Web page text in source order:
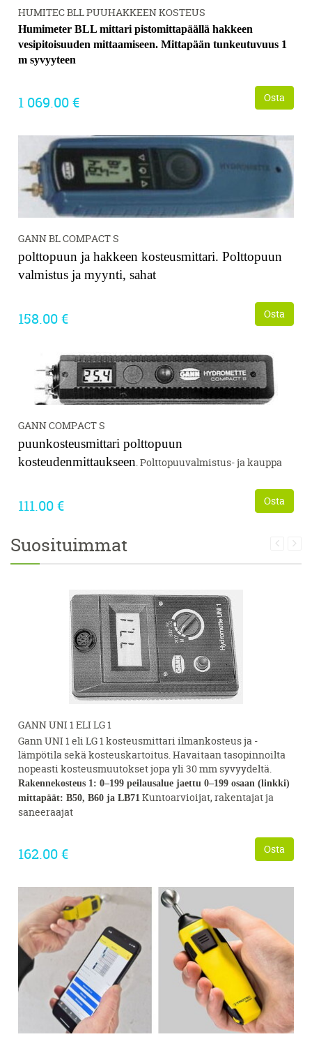
HUMITEC BLL PUUHAKKEEN KOSTEUS
Humimeter BLL mittari pistomittapäällä hakkeen
vesipitoisuuden mittaamiseen. Mittapään tunkeutuvuus 1
m syvyyteen
1 069.00 € Osta
GANN BL COMPACT S
polttopuun ja hakkeen kosteusmittari. Polttopuun
valmistus ja myynti, sahat
158.00 € Osta
GANN COMPACT S
puunkosteusmittari polttopuun
kosteudenmittaukseen. Polttopuuvalmistus- ja kauppa
111.00 € Osta
Suosituimmat
GANN UNI 1 ELI LG 1
Gann UNI 1 eli LG 1 kosteusmittari ilmankosteus ja -
lämpötila sekä kosteuskartoitus. Havaitaan tasopinnoilta
nopeasti kosteusmuutokset jopa yli 30 mm syvyydeltä.
Rakennekosteus 1: 0–199 peilausalue jaettu 0–199 osaan (linkki)
mittapäät: B50, B60 ja LB71 Kuntoarvioijat, rakentajat ja
saneeraajat
162.00 € Osta